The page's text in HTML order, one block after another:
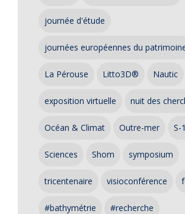
journée d'étude
journées européennes du
La Pérouse Litto3D® Nautic
exposition virtuelle nuit des
Océan & Climat Outre-mer S-
Sciences Shom symposium
tricentenaire visioconférence
#bathymétrie #recherche